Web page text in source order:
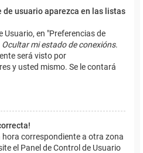
de usuario aparezca en las listas
Usuario, en "Preferencias de
Ocultar mi estado de conexións.
será visto por
y usted mismo. Se le contará
hora correspondiente a otra zona
el Panel de Control de Usuario